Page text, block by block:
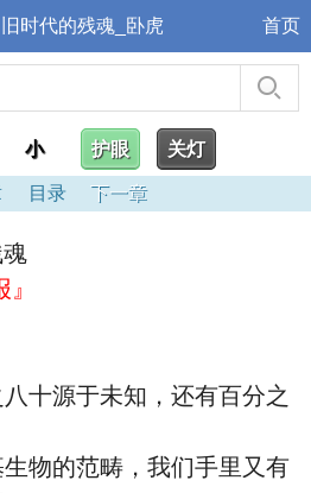
时代的残魂_卧虎 首页
小 护眼 关灯
目录 下一章
十源于未知，还有百分之
物的范畴，我们手里又有